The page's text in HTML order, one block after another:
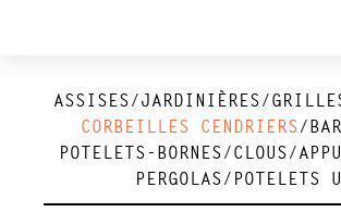
ASSISES JARDINIÈRES
CORBEILLES CENDRIERS
POTELETS-BORNES CLOUS
PERGOLAS
POTELETS